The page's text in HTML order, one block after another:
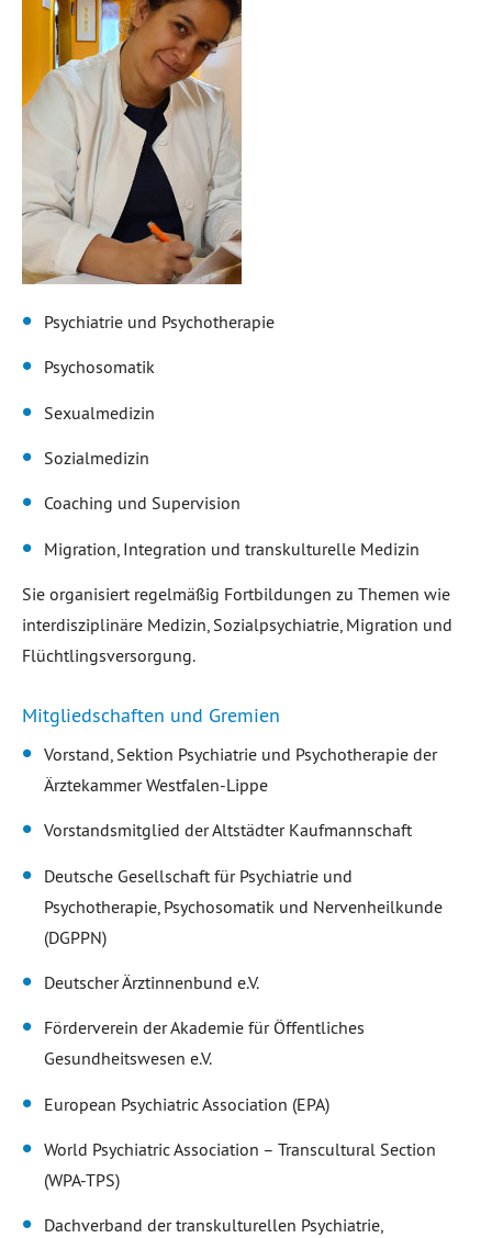
Psychiatrie und Psychotherapie
Psychosomatik
Sexualmedizin
Sozialmedizin
Coaching und Supervision
Migration, Integration und transkulturelle Medizin
Sie organisiert regelmäßig Fortbildungen zu Themen wie
interdisziplinäre Medizin, Sozialpsychiatrie, Migration und
Flüchtlingsversorgung.
Mitgliedschaften und Gremien
Vorstand, Sektion Psychiatrie und Psychotherapie der
Ärztekammer Westfalen-Lippe
Vorstandsmitglied der Altstädter Kaufmannschaft
Deutsche Gesellschaft für Psychiatrie und
Psychotherapie, Psychosomatik und Nervenheilkunde
(DGPPN)
Deutscher Ärztinnenbund e.V.
Förderverein der Akademie für Öffentliches
Gesundheitswesen e.V.
European Psychiatric Association (EPA)
World Psychiatric Association – Transcultural Section
(WPA-TPS)
Dachverband der transkulturellen Psychiatrie,